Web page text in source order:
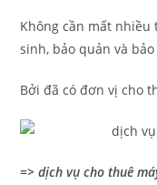
Không cần mất nhiều
sinh, bảo quản và
Bởi đã có đơn vị cho
=> dịch vụ cho thuê